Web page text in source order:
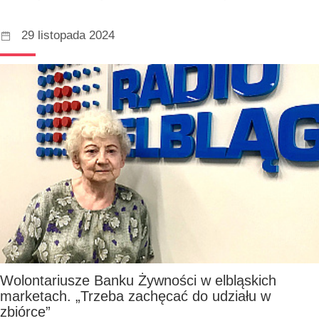
29 listopada 2024
Wolontariusze Banku Żywności w elbląskich
marketach. „Trzeba zachęcać do udziału w
zbiórce”